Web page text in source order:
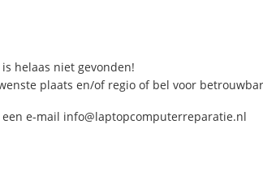
helaas niet gevonden!
plaats en/of regio of bel voor
e-mail info@laptopcomputerreparatie.nl